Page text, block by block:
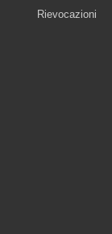
Rievocazioni